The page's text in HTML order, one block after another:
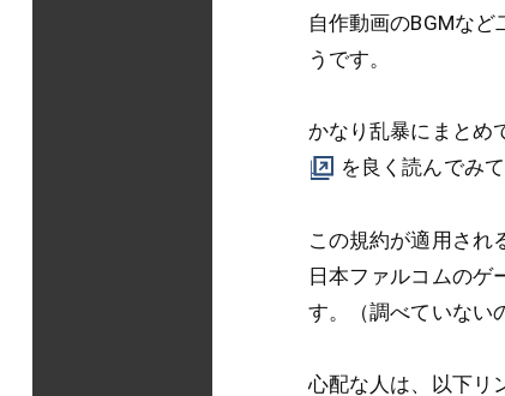
自作動画のBGMな
うです。
かなり乱暴にまとめ
を良く読んでみて
この規約が適用され
日本ファルコムのゲ
す。（調べていない
心配な人は、以下リ